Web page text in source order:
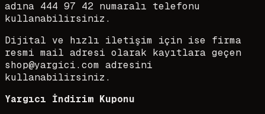
adına 444 97 42 numaralı telefonu
kullanabilirsiniz.
Dijital ve hızlı iletişim için ise firma
resmi mail adresi olarak kayıtlara geçen
shop@yargici.com adresini
kullanabilirsiniz.
Yargıcı İndirim Kuponu